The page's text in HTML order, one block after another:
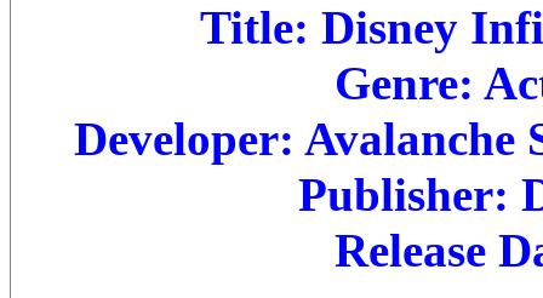
Title: Disney
Genre:
Developer: Avalanche
Publisher:
Release